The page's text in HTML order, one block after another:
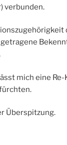
verbunden.
mich eine
Überspitzung.